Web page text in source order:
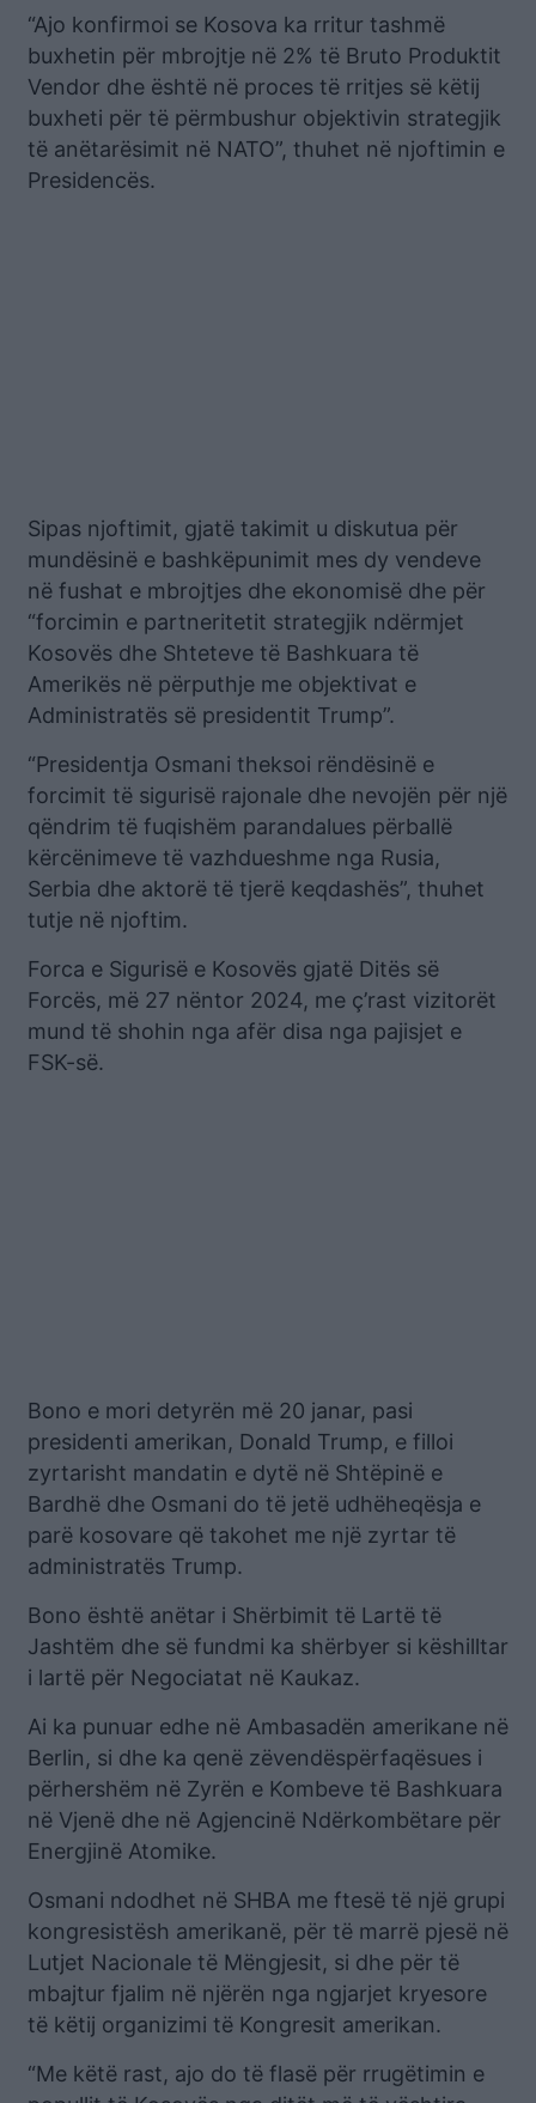
“Ajo konfirmoi se Kosova ka rritur tashmë
buxhetin për mbrojtje në 2% të Bruto Produktit
Vendor dhe është në proces të rritjes së këtij
buxheti për të përmbushur objektivin strategjik
të anëtarësimit në NATO”, thuhet në njoftimin e
Presidencës.
Sipas njoftimit, gjatë takimit u diskutua për
mundësinë e bashkëpunimit mes dy vendeve
në fushat e mbrojtjes dhe ekonomisë dhe për
“forcimin e partneritetit strategjik ndërmjet
Kosovës dhe Shteteve të Bashkuara të
Amerikës në përputhje me objektivat e
Administratës së presidentit Trump”.
“Presidentja Osmani theksoi rëndësinë e
forcimit të sigurisë rajonale dhe nevojën për një
qëndrim të fuqishëm parandalues përballë
kërcënimeve të vazhdueshme nga Rusia,
Serbia dhe aktorë të tjerë keqdashës”, thuhet
tutje në njoftim.
Forca e Sigurisë e Kosovës gjatë Ditës së
Forcës, më 27 nëntor 2024, me ç’rast vizitorët
mund të shohin nga afër disa nga pajisjet e
FSK-së.
Bono e mori detyrën më 20 janar, pasi
presidenti amerikan, Donald Trump, e filloi
zyrtarisht mandatin e dytë në Shtëpinë e
Bardhë dhe Osmani do të jetë udhëheqësja e
parë kosovare që takohet me një zyrtar të
administratës Trump.
Bono është anëtar i Shërbimit të Lartë të
Jashtëm dhe së fundmi ka shërbyer si këshilltar
i lartë për Negociatat në Kaukaz.
Ai ka punuar edhe në Ambasadën amerikane në
Berlin, si dhe ka qenë zëvendëspërfaqësues i
përhershëm në Zyrën e Kombeve të Bashkuara
në Vjenë dhe në Agjencinë Ndërkombëtare për
Energjinë Atomike.
Osmani ndodhet në SHBA me ftesë të një grupi
kongresistësh amerikanë, për të marrë pjesë në
Lutjet Nacionale të Mëngjesit, si dhe për të
mbajtur fjalim në njërën nga ngjarjet kryesore
të këtij organizimi të Kongresit amerikan.
“Me këtë rast, ajo do të flasë për rrugëtimin e